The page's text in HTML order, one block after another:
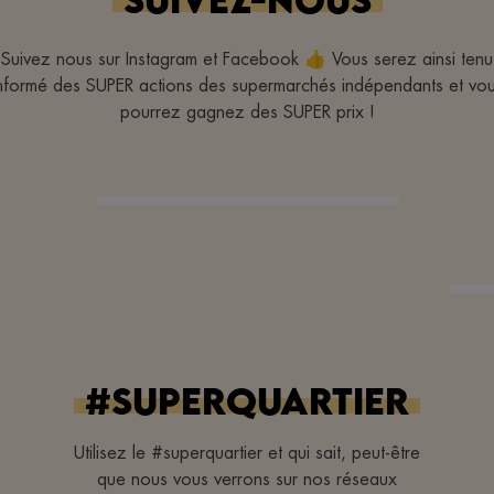
Suivez nous sur Instagram et Facebook 👍 Vous serez ainsi tenu
des SUPER actions des supermarchés indépendants et
pourrez gagnez des SUPER prix !
#superquartier
Utilisez le #superquartier et qui sait, peut-être
que nous vous verrons sur nos réseaux